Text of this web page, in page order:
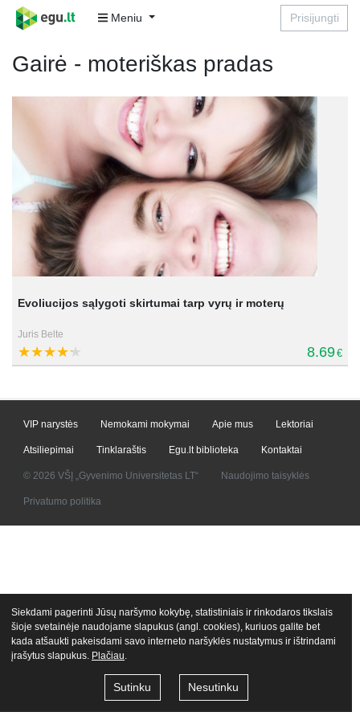
Meniu Prisijungti
Gairė - moteriškas pradas
Evoliucijos sąlygoti skirtumai tarp vyrų ir moterų
Juris Belte
8.69€
VIP narystės Nemokami mokymai Apie mus Lektoriai
Atsiliepimai Tinklaraštis Egu.lt biblioteka Kontaktai
© 2026 VŠĮ „Gyvenimo Universitetas LT“ Naudojimo taisyklės
Privatumo politika
Siekdami pagerinti Jūsų naršymo kokybę, statistiniais ir rinkodaros tikslais
šioje svetainėje naudojame slapukus (angl. cookies), kuriuos galite bet
kada atšaukti pakeisdami savo interneto naršyklės nustatymus ir ištrindami
įrašytus slapukus. Plačiau
Sutinku Nesutinku